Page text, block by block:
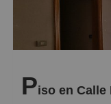
Piso en Calle Berlioz 7,